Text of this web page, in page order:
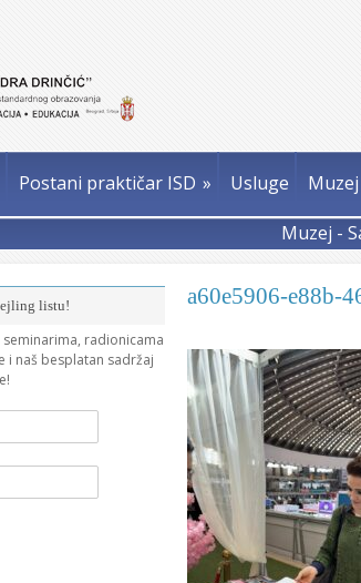
Postani praktičar ISD » Usluge Muzej
Muzej -
a60e5906-e88b-
listu!
radionicama
i naš besplatan sadržaj